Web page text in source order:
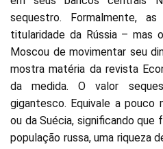
sequestro. Formalmente,
titularidade da Rússia – mas
Moscou de movimentar seu
mostra matéria da revista
da medida. O valor
gigantesco. Equivale a pouco
ou da Suécia, significando
população russa, uma riqueza